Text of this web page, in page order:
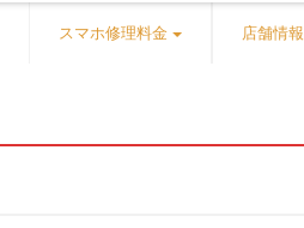
スマホ修理料金 店舗情報